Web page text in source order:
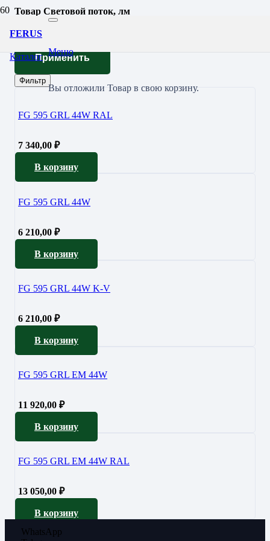
FERUS
Меню
Вы отложили Товарв свою корзину.
Каталог
Товар Световой поток, лм
Применить
Фильтр
FG 595 GRL 44W RAL
7 340,00 ₽
В корзину
FG 595 GRL 44W
6 210,00 ₽
В корзину
FG 595 GRL 44W K-V
6 210,00 ₽
В корзину
FG 595 GRL EM 44W
11 920,00 ₽
В корзину
FG 595 GRL EM 44W RAL
13 050,00 ₽
В корзину
WhatsApp